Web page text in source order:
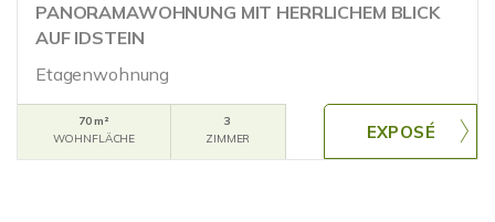
PANORAMAWOHNUNG MIT HERRLICHEM BLICK
AUF IDSTEIN
Etagenwohnung
70 m²
WOHNFLÄCHE
3
ZIMMER